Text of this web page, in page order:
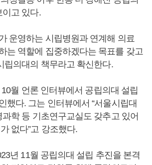
이고 있다.
운영하는 시립병원과 연계해 의료
는 역할에 집중하겠다는 목표를 갖고
립의대의 책무라고 확신한다.
월 언론 인터뷰에서 공립의대 설립
했다. 그는 인터뷰에서 “서울시립대
학 등 기초연구교실도 갖추고 있어
없다”고 강조했다.
년 11월 공립의대 설립 추진을 본격